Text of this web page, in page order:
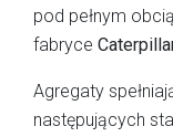
pod pełnym
fabryce
Agregaty
następujących